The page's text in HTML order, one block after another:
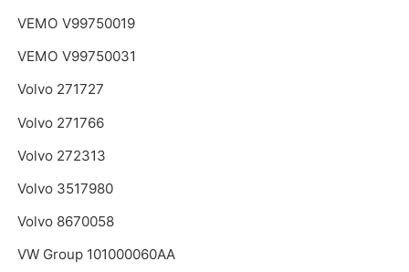
VEMO V99750019
VEMO V99750031
Volvo 271727
Volvo 271766
Volvo 272313
Volvo 3517980
Volvo 8670058
VW Group 101000060AA